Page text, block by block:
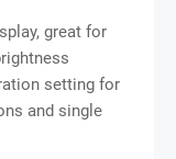
great for
setting for
and single